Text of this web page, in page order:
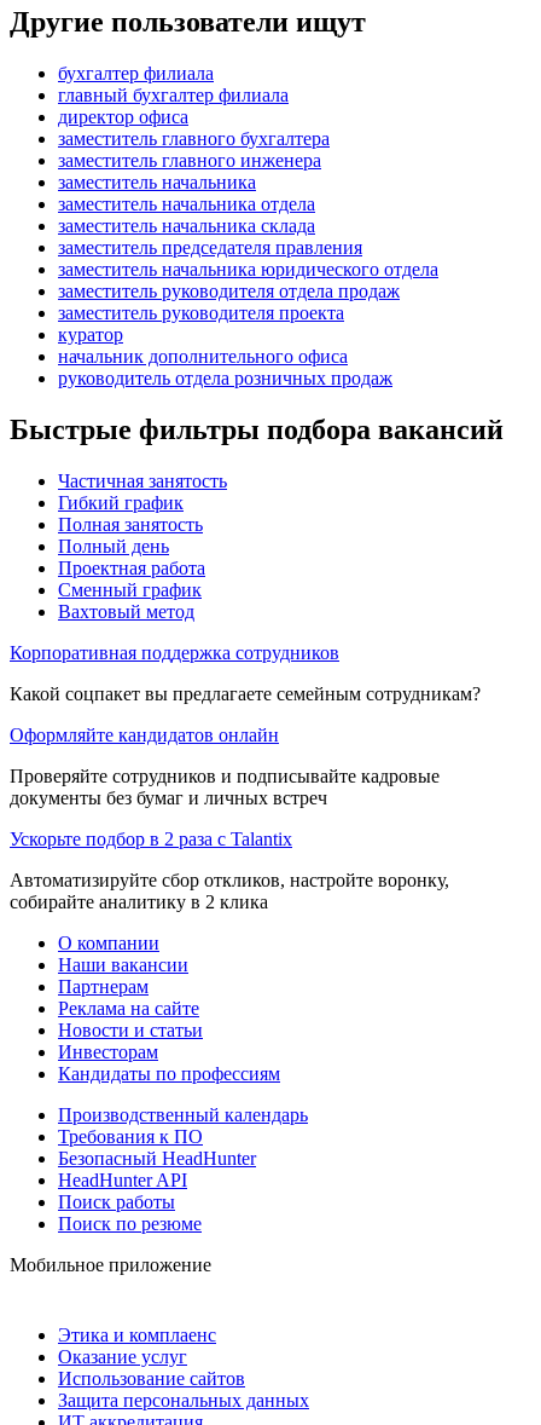
Другие пользователи ищут
бухгалтер филиала
главный бухгалтер филиала
директор офиса
заместитель главного бухгалтера
заместитель главного инженера
заместитель начальника
заместитель начальника отдела
заместитель начальника склада
заместитель председателя правления
заместитель начальника юридического отдела
заместитель руководителя отдела продаж
заместитель руководителя проекта
куратор
начальник дополнительного офиса
руководитель отдела розничных продаж
Быстрые фильтры подбора вакансий
Частичная занятость
Гибкий график
Полная занятость
Полный день
Проектная работа
Сменный график
Вахтовый метод
Корпоративная поддержка сотрудников
Какой соцпакет вы предлагаете семейным сотрудникам?
Оформляйте кандидатов онлайн
Проверяйте сотрудников и подписывайте кадровые
документы без бумаг и личных встреч
Ускорьте подбор в 2 раза с Talantix
Автоматизируйте сбор откликов, настройте воронку,
собирайте аналитику в 2 клика
О компании
Наши вакансии
Партнерам
Реклама на сайте
Новости и статьи
Инвесторам
Кандидаты по профессиям
Производственный календарь
Требования к ПО
Безопасный HeadHunter
HeadHunter API
Поиск работы
Поиск по резюме
Мобильное приложение
Этика и комплаенс
Оказание услуг
Использование сайтов
Защита персональных данных